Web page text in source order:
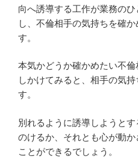
向へ誘導する工作が業務の
し、不倫相手の気持ちを確
す。
本気かどうか確かめたい不
しかけてみると、相手の気
す。
別れるように誘導しようと
のけるか、それとも心が動
ことができるでしょう。